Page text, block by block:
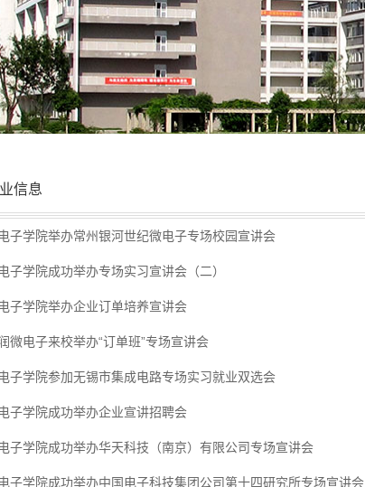
信息
子学院举办常州银河世纪微电子专场校园宣讲会
子学院成功举办专场实习宣讲会（二）
子学院举办企业订单培养宣讲会
微电子来校举办“订单班”专场宣讲会
子学院参加无锡市集成电路专场实习就业双选会
子学院成功举办企业宣讲招聘会
子学院成功举办华天科技（南京）有限公司专场宣讲会
子学院成功举办中国电子科技集团公司第十四研究所专场宣讲会